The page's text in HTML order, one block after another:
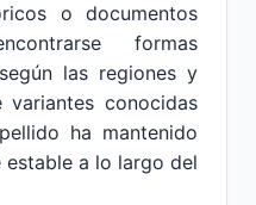
o documentos
formas
las regiones y
conocidas
ha mantenido
a lo largo del